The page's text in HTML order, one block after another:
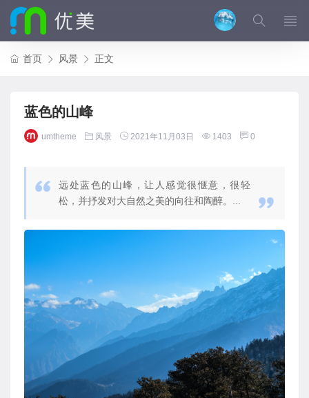
首页 风景 正文
蓝色的山峰
umtheme 风景 2021年11月03日 1403 0
远处蓝色的山峰，让人感觉很惬意，很轻
松，并抒发对大自然之美的向往和陶醉。...